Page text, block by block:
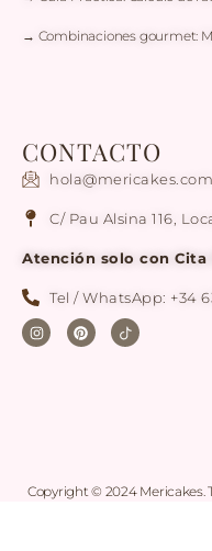
→ Combinaciones gourmet:
CONTACTO
hola@mericakes.com
C/ Pau Alsina 116,
Atención solo con Cita
Tel / WhatsApp: +34
Copyright © 2024 Mericakes.